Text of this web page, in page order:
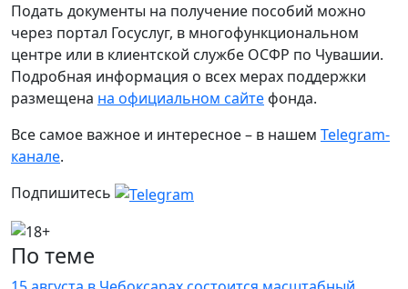
Подать документы на получение пособий можно
через портал Госуслуг, в многофункциональном
центре или в клиентской службе ОСФР по Чувашии.
Подробная информация о всех мерах поддержки
размещена на официальном сайтефонда.
Все самое важное и интересное – в нашем Telegram-
канале.
Подпишитесь
По теме